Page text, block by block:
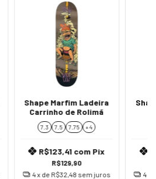
Shape Marfim Ladeira
Carrinho de Rolimã
7.3 7.5 7.75 + 4
R$129,90
R$123,41 com Pix
4x de R$32,48 sem juros 4